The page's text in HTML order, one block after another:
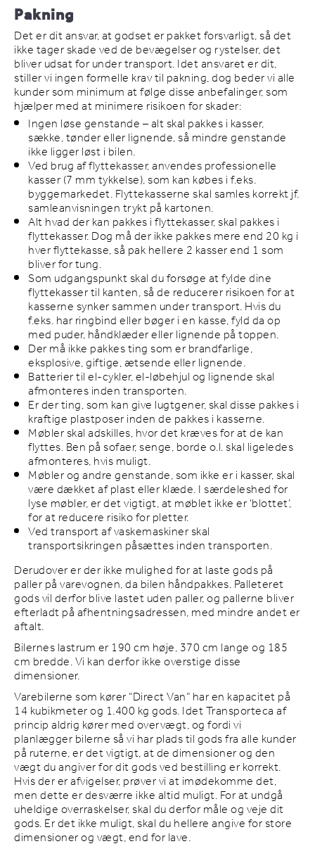
Pakning
Det er dit ansvar, at godset er pakket forsvarligt, så det
ikke tager skade ved de bevægelser og rystelser, det
bliver udsat for under transport. Idet ansvaret er dit,
stiller vi ingen formelle krav til pakning, dog beder vi alle
kunder som minimum at følge disse anbefalinger, som
hjælper med at minimere risikoen for skader:
Ingen løse genstande – alt skal pakkes i kasser,
sække, tønder eller lignende, så mindre genstande
ikke ligger løst i bilen.
Ved brug af flyttekasser, anvendes professionelle
kasser (7 mm tykkelse), som kan købes i f.eks.
byggemarkedet. Flyttekasserne skal samles korrekt jf.
samleanvisningen trykt på kartonen.
Alt hvad der kan pakkes i flyttekasser, skal pakkes i
flyttekasser. Dog må der ikke pakkes mere end 20 kg i
hver flyttekasse, så pak hellere 2 kasser end 1 som
bliver for tung.
Som udgangspunkt skal du forsøge at fylde dine
flyttekasser til kanten, så de reducerer risikoen for at
kasserne synker sammen under transport. Hvis du
f.eks. har ringbind eller bøger i en kasse, fyld da op
med puder, håndklæder eller lignende på toppen.
Der må ikke pakkes ting som er brandfarlige,
eksplosive, giftige, ætsende eller lignende.
Batterier til el-cykler, el-løbehjul og lignende skal
afmonteres inden transporten.
Er der ting, som kan give lugtgener, skal disse pakkes i
kraftige plastposer inden de pakkes i kasserne.
Møbler skal adskilles, hvor det kræves for at de kan
flyttes. Ben på sofaer, senge, borde o.l. skal ligeledes
afmonteres, hvis muligt.
Møbler og andre genstande, som ikke er i kasser, skal
være dækket af plast eller klæde. I særdeleshed for
lyse møbler, er det vigtigt, at møblet ikke er ‘blottet’,
for at reducere risiko for pletter.
Ved transport af vaskemaskiner skal
transportsikringen påsættes inden transporten.
Derudover er der ikke mulighed for at laste gods på
paller på varevognen, da bilen håndpakkes. Palleteret
gods vil derfor blive lastet uden paller, og pallerne bliver
efterladt på afhentningsadressen, med mindre andet er
aftalt.
Bilernes lastrum er 190 cm høje, 370 cm lange og 185
cm bredde. Vi kan derfor ikke overstige disse
dimensioner.
Varebilerne som kører “Direct Van” har en kapacitet på
14 kubikmeter og 1.400 kg gods. Idet Transporteca af
princip aldrig kører med overvægt, og fordi vi
planlægger bilerne så vi har plads til gods fra alle kunder
på ruterne, er det vigtigt, at de dimensioner og den
vægt du angiver for dit gods ved bestilling er korrekt.
Hvis der er afvigelser, prøver vi at imødekomme det,
men dette er desværre ikke altid muligt. For at undgå
uheldige overraskelser, skal du derfor måle og veje dit
gods. Er det ikke muligt, skal du hellere angive for store
dimensioner og vægt, end for lave.